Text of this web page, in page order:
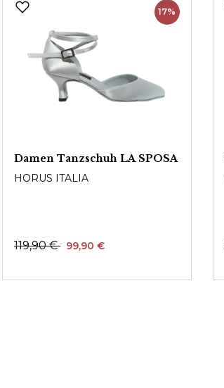
17%
Damen Tanzschuh LA SPOSA
HORUS ITALIA
119,90 € 99,90 €